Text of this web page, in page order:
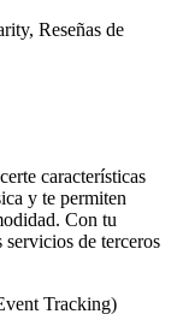
Reseñas de
características
y te permiten
Con tu
de terceros
Tracking)